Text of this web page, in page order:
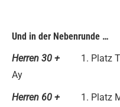
Und in der Nebenrunde …
Herren 30 +
1. Platz
Ay
Herren 60 +
1. Platz